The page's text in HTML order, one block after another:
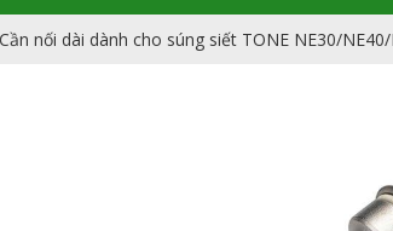
Cần nối dài dành cho súng siết TONE NE30/